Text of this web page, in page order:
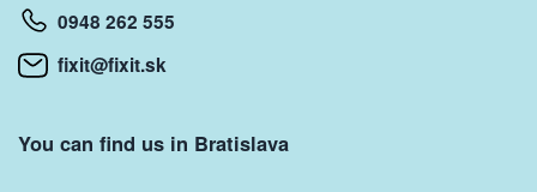
0948 262 555
fixit@fixit.sk
You can find us in Bratislava